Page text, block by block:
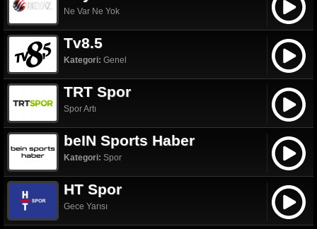
Ne Var Ne Yok
Tv8.5
Kategori: Genel
TRT Spor
Spor Artı
beIN Sports Haber
Kategori: Spor
HT Spor
Gece Yarısı